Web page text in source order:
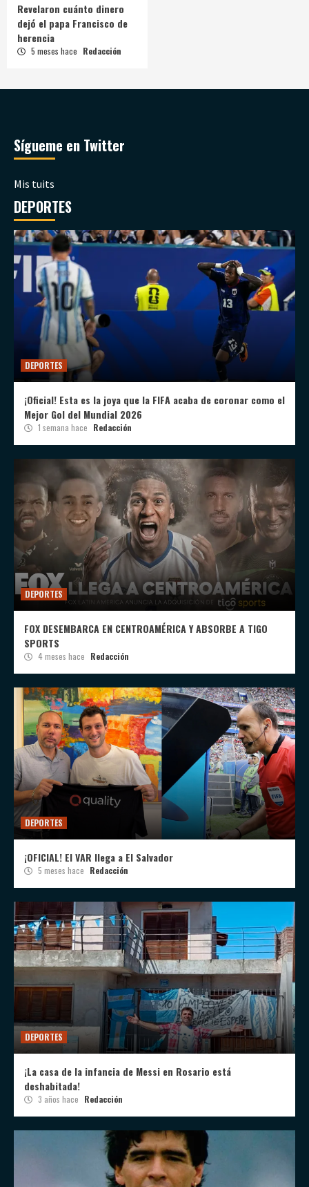
Revelaron cuánto dinero
dejó el papa Francisco de
herencia
5 meses hace Redacción
Sígueme en Twitter
Mis tuits
DEPORTES
DEPORTES
¡Oficial! Esta es la joya que la FIFA acaba de coronar como el
Mejor Gol del Mundial 2026
1 semana hace Redacción
DEPORTES
FOX DESEMBARCA EN CENTROAMÉRICA Y ABSORBE A TIGO
SPORTS
4 meses hace Redacción
DEPORTES
¡OFICIAL! El VAR llega a El Salvador
5 meses hace Redacción
DEPORTES
¡La casa de la infancia de Messi en Rosario está
deshabitada!
3 años hace Redacción